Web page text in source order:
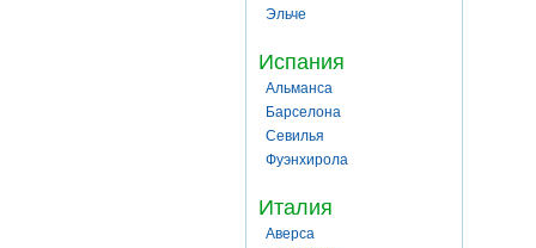
Эльче
Испания
Альманса
Барселона
Севилья
Фуэнхирола
Италия
Аверса